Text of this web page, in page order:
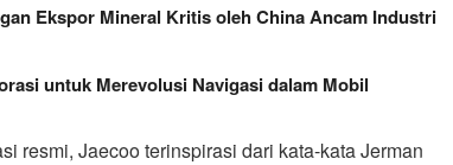
Ekspor Mineral Kritis oleh China Ancam Industri
untuk Merevolusi Navigasi dalam Mobil
resmi, Jaecoo terinspirasi dari kata-kata Jerman